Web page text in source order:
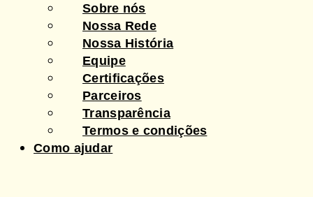
Sobre nós
Nossa Rede
Nossa História
Equipe
Certificações
Parceiros
Transparência
Termos e condições
Como ajudar